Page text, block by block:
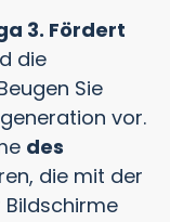
3. Fördert
die
Sie
vor.
des
die mit der